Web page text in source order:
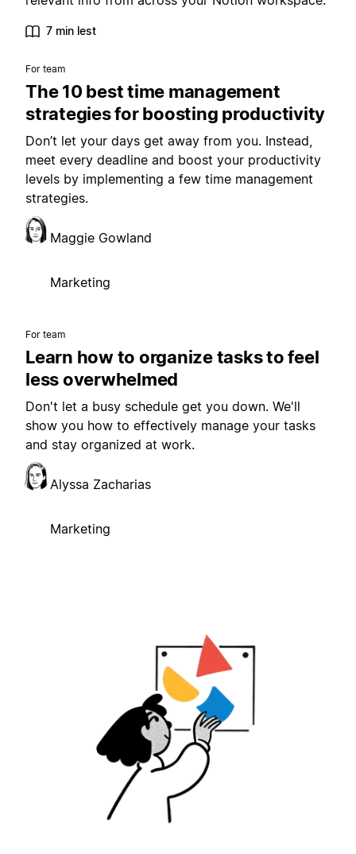
7 min lest
For team
The 10 best time management
strategies for boosting productivity
Don’t let your days get away from you. Instead,
meet every deadline and boost your productivity
levels by implementing a few time management
strategies.
Maggie Gowland
Marketing
For team
Learn how to organize tasks to feel
less overwhelmed
Don't let a busy schedule get you down. We'll
show you how to effectively manage your tasks
and stay organized at work.
Alyssa Zacharias
Marketing